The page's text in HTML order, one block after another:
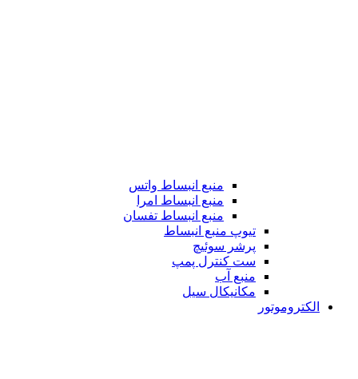
منبع انبساط واتس
منبع انبساط امرا
منبع انبساط تفسان
تیوپ منبع انبساط
پرشر سوئیچ
ست کنترل پمپ
منبع آب
مکانیکال سیل
الکتروموتور